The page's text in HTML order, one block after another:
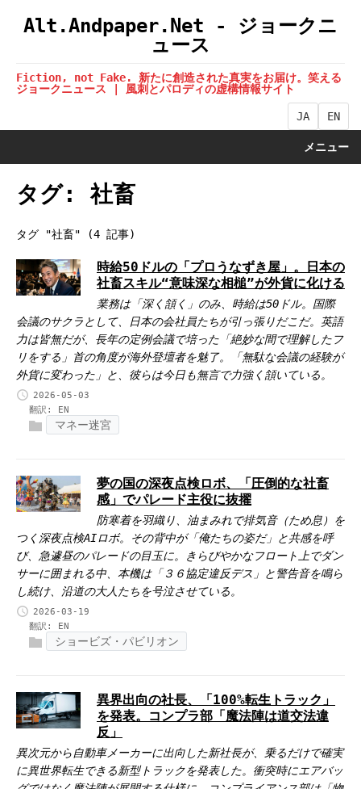
Alt.Andpaper.Net - ジョークニ
ュース
Fiction, not Fake. 新たに創造された真実をお届け。笑える
ジョークニュース | 風刺とパロディの虚構情報サイト
JA EN
メニュー
タグ: 社畜
タグ "社畜" (4 記事)
時給50ドルの「プロうなずき屋」。日本の
社畜スキル“意味深な相槌”が外貨に化ける
業務は「深く頷く」のみ、時給は50ドル。国際
会議のサクラとして、日本の会社員たちが引っ張りだこだ。英語
力は皆無だが、長年の定例会議で培った「絶妙な間で理解したフ
リをする」首の角度が海外登壇者を魅了。「無駄な会議の経験が
外貨に変わった」と、彼らは今日も無言で力強く頷いている。
2026-05-03
翻訳: EN
マネー迷宮
夢の国の深夜点検ロボ、「圧倒的な社畜
感」でパレード主役に抜擢
防寒着を羽織り、油まみれで排気音（ため息）を
つく深夜点検AIロボ。その背中が「俺たちの姿だ」と共感を呼
び、急遽昼のパレードの目玉に。きらびやかなフロート上でダン
サーに囲まれる中、本機は「３６協定違反デス」と警告音を鳴ら
し続け、沿道の大人たちを号泣させている。
2026-03-19
翻訳: EN
ショービズ・パビリオン
異界出向の社長、「100%転生トラック」
を発表。コンプラ部「魔法陣は道交法違
反」
異次元から自動車メーカーに出向した新社長が、乗るだけで確実
に異世界転生できる新型トラックを発表した。衝突時にエアバッ